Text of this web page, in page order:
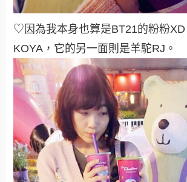
♡因為我本身也算是BT21的粉粉XD
KOYA，它的另一面則是羊駝RJ。